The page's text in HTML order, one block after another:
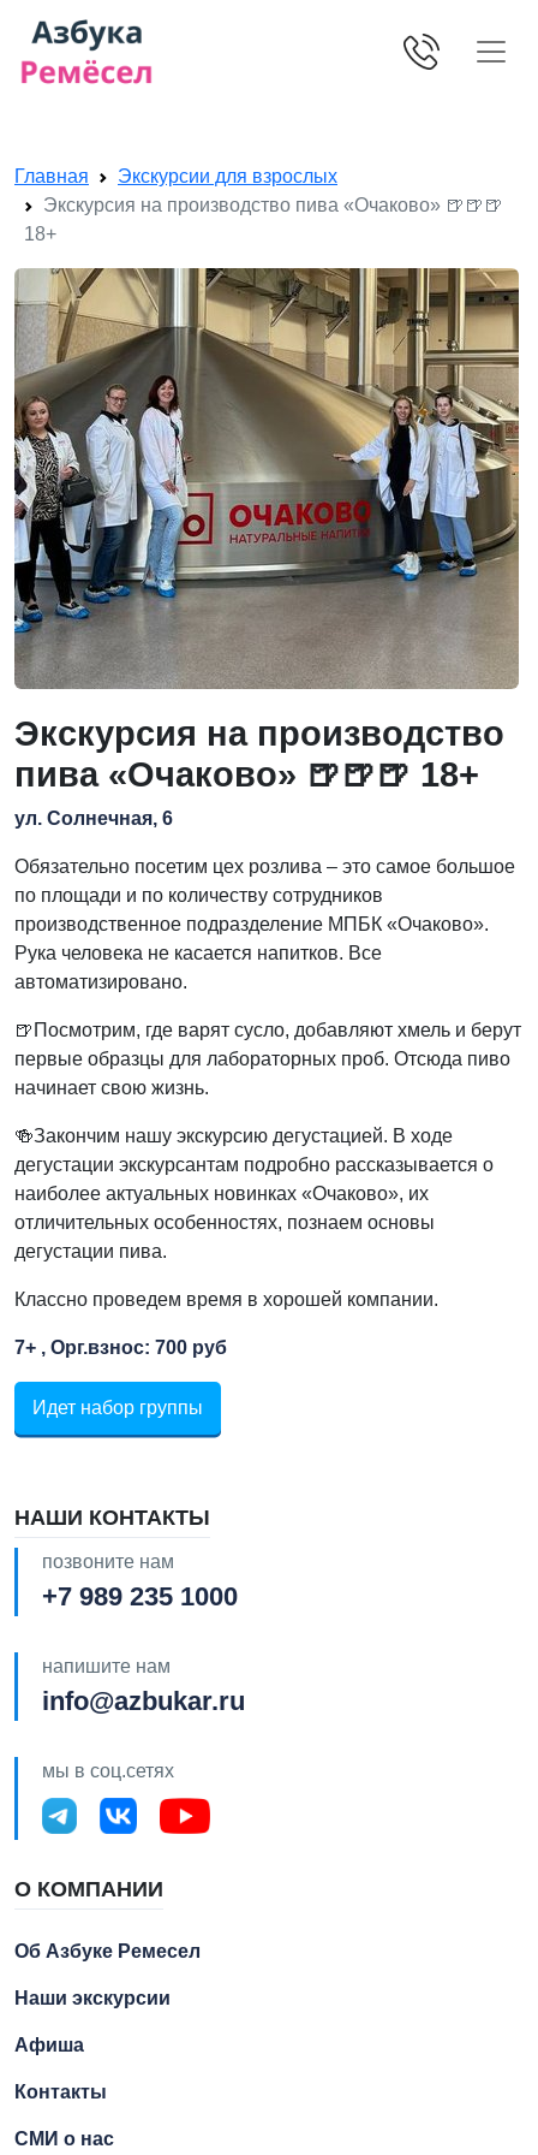
Главная
Экскурсии для взрослых
Экскурсия на производство пива «Очаково» 🍺🍺🍺
18+
Экскурсия на производство
пива «Очаково» 🍺🍺🍺 18+
ул. Солнечная, 6
Обязательно посетим цех розлива – это самое большое
по площади и по количеству сотрудников
производственное подразделение МПБК «Очаково».
Рука человека не касается напитков. Все
автоматизировано.
🍺Посмотрим, где варят сусло, добавляют хмель и берут
первые образцы для лабораторных проб. Отсюда пиво
начинает свою жизнь.
🍻Закончим нашу экскурсию дегустацией. В ходе
дегустации экскурсантам подробно рассказывается о
наиболее актуальных новинках «Очаково», их
отличительных особенностях, познаем основы
дегустации пива.
Классно проведем время в хорошей компании.
7+ , Орг.взнос: 700 руб
Идет набор группы
НАШИ КОНТАКТЫ
позвоните нам
+7 989 235 1000
напишите нам
info@azbukar.ru
мы в соц.сетях
О КОМПАНИИ
Об Азбуке Ремесел
Наши экскурсии
Афиша
Контакты
СМИ о нас